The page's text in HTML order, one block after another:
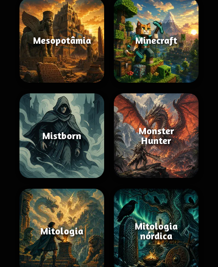
Mesopotâmia Minecraft
Mistborn
Monster
Hunter
Mitologia
Mitologia
nórdica